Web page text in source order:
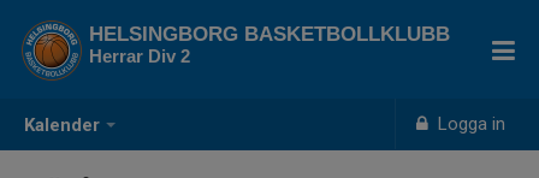
Kalender Logga in
HELSINGBORG BASKETBOLLKLUBB
Herrar Div 2